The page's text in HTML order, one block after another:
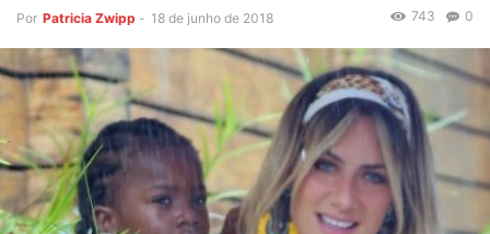
Por Patricia Zwipp - 18 de junho de 2018 0
743